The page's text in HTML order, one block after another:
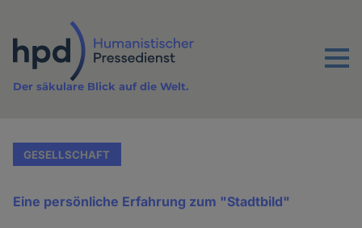
Inhalt
Menu
Der säkulare Blick auf die Welt.
GESELLSCHAFT
Eine persönliche Erfahrung zum "Stadtbild"